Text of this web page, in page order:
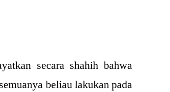
secara shahih bahwa
beliau lakukan pada